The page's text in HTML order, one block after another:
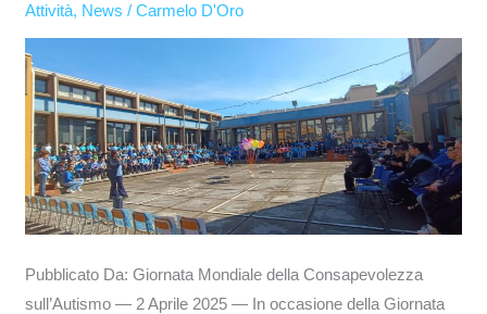
Attività, News /Carmelo D'Oro
Pubblicato Da: Giornata Mondiale della Consapevolezza
sull’Autismo — 2 Aprile 2025 — In occasione della Giornata
2
Aprile
2025
—